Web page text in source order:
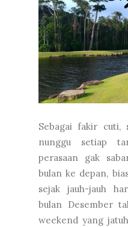
Sebagai fakir cuti,
nunggu setiap
perasaan gak
bulan ke depan,
sejak jauh-jauh
bulan Desember
weekend yang